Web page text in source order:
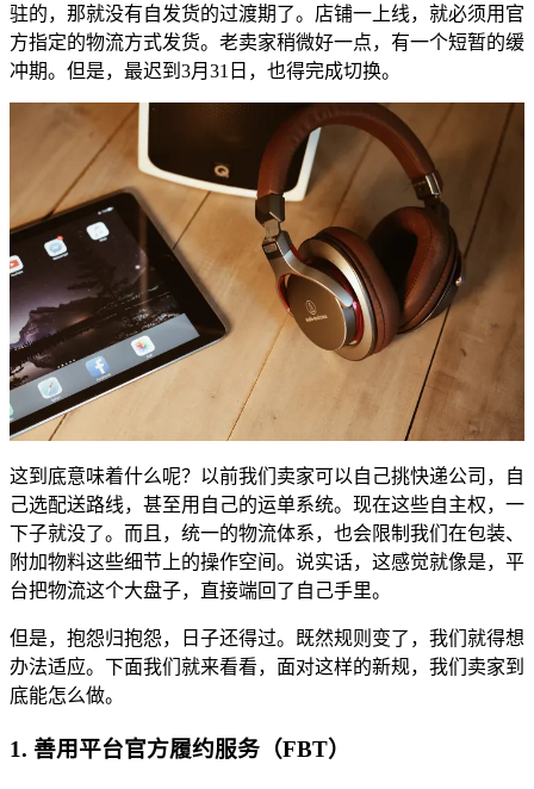
驻的，那就没有自发货的过渡期了。店铺一上线，就必须用官
方指定的物流方式发货。老卖家稍微好一点，有一个短暂的缓
冲期。但是，最迟到3月31日，也得完成切换。
这到底意味着什么呢？以前我们卖家可以自己挑快递公司，自
己选配送路线，甚至用自己的运单系统。现在这些自主权，一
下子就没了。而且，统一的物流体系，也会限制我们在包装、
附加物料这些细节上的操作空间。说实话，这感觉就像是，平
台把物流这个大盘子，直接端回了自己手里。
但是，抱怨归抱怨，日子还得过。既然规则变了，我们就得想
办法适应。下面我们就来看看，面对这样的新规，我们卖家到
底能怎么做。
1. 善用平台官方履约服务（FBT）